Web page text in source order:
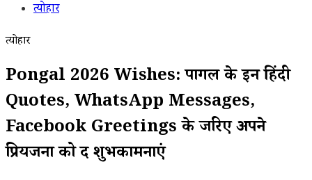
त्योहार
त्योहार
Pongal 2026 Wishes: पोंगल के इन हिंदी
Quotes, WhatsApp Messages,
Facebook Greetings के जरिए अपने
प्रियजनों को दें शुभकामनाएं